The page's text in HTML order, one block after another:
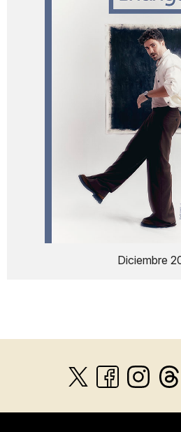
Diciembre